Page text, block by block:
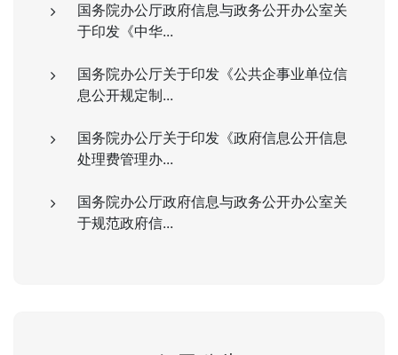
国务院办公厅政府信息与政务公开办公室关
于印发《中华...
国务院办公厅关于印发《公共企事业单位信
息公开规定制...
国务院办公厅关于印发《政府信息公开信息
处理费管理办...
国务院办公厅政府信息与政务公开办公室关
于规范政府信...